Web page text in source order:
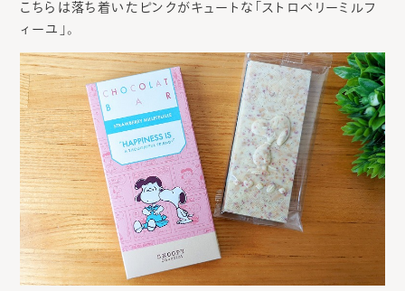
こちらは落ち着いたピンクがキュートな「ストロベリーミルフ
ィーユ」。